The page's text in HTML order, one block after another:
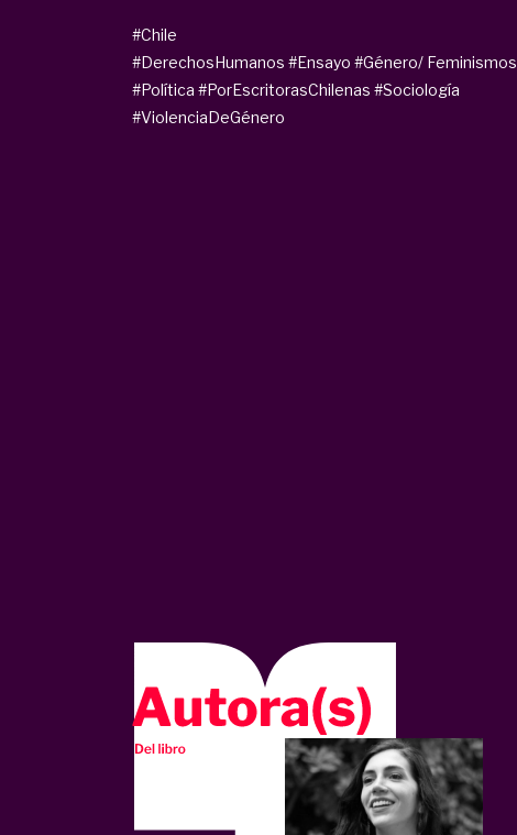
#Chile
#DerechosHumanos #Ensayo #Género/ Feminismos
#Política #PorEscritorasChilenas #Sociología
#ViolenciaDeGénero